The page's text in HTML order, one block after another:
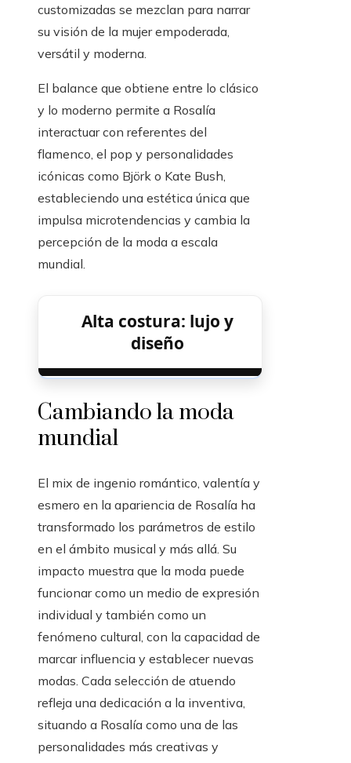
customizadas se mezclan para narrar
su visión de la mujer empoderada,
versátil y moderna.
El balance que obtiene entre lo clásico
y lo moderno permite a Rosalía
interactuar con referentes del
flamenco, el pop y personalidades
icónicas como Björk o Kate Bush,
estableciendo una estética única que
impulsa microtendencias y cambia la
percepción de la moda a escala
mundial.
Alta costura: lujo y
diseño
Cambiando la moda
mundial
El mix de ingenio romántico, valentía y
esmero en la apariencia de Rosalía ha
transformado los parámetros de estilo
en el ámbito musical y más allá. Su
impacto muestra que la moda puede
funcionar como un medio de expresión
individual y también como un
fenómeno cultural, con la capacidad de
marcar influencia y establecer nuevas
modas. Cada selección de atuendo
refleja una dedicación a la inventiva,
situando a Rosalía como una de las
personalidades más creativas y